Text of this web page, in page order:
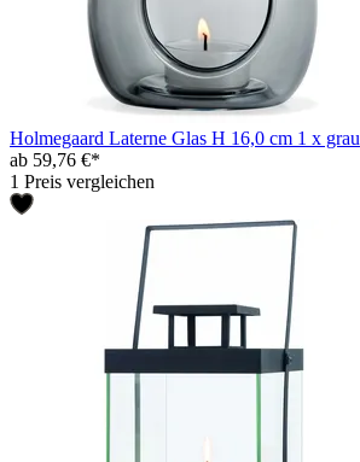
Holmegaard Laterne Glas H 16,0 cm 1 x grau
ab 59,76 €*
1 Preis vergleichen